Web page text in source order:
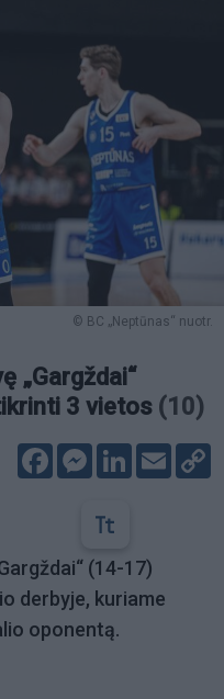
© BC „Neptūnas“ nuotr.
„Gargždai“
3 vietos (10)
FacebookMessenger
LinkedIn
Email
(14-17)
derbyje, kuriame
oponentą.